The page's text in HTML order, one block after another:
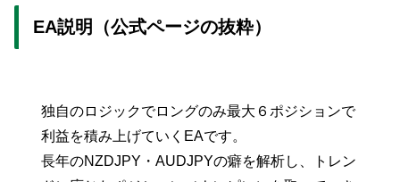
EA説明（公式ページの抜粋）
独自のロジックでロングのみ最大６ポジションで
利益を積み上げていくEAです。
長年のNZDJPY・AUDJPYの癖を解析し、トレン